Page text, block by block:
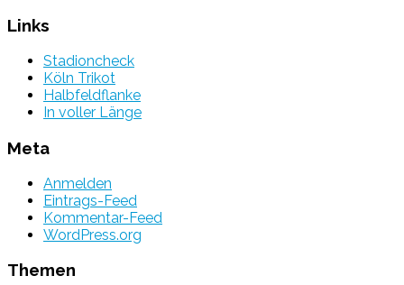
Links
Stadioncheck
Köln Trikot
Halbfeldflanke
In voller Länge
Meta
Anmelden
Eintrags-Feed
Kommentar-Feed
WordPress.org
Themen